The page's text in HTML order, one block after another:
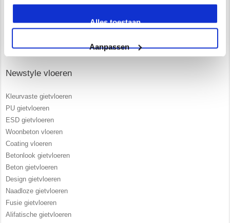
Alles toestaan
Aanpassen
Zelf opgeleiden vakmensen in dienst
UV- bestendige PU gietvloeren
Newstyle vloeren
Kleurvaste gietvloeren
PU gietvloeren
ESD gietvloeren
Woonbeton vloeren
Coating vloeren
Betonlook gietvloeren
Beton gietvloeren
Design gietvloeren
Naadloze gietvloeren
Fusie gietvloeren
Alifatische gietvloeren